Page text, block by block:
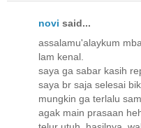
novi said...
assalamu'alaykum mba
lam kenal.
saya ga sabar kasih
saya br saja selesai
mungkin ga terlalu
agak main prasaan